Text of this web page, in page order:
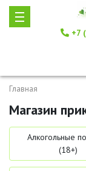
+7
Главная
Магазин
Алкогольные
(18+)